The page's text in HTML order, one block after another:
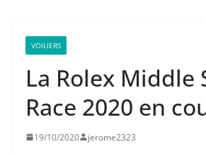
VOILIERS
La Rolex Middle
Race 2020 en
19/10/2020 jerome2323